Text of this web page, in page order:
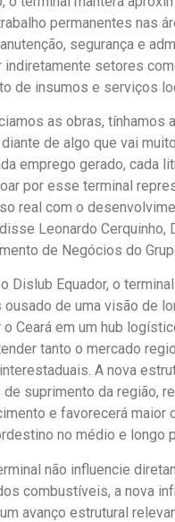
permanentes nas
segurança e
indiretamente setores
de insumos e serviços
as obras, tínhamos
de algo que vai
emprego gerado, cada
por esse terminal
real com o
Leonardo Cerquinho,
de Negócios do
Dislub Equador, o
de uma visão de
o Ceará em um hub
tanto o mercado
A nova
de suprimento da região,
e favorecerá maior
no médio e longo
não influencie
combustíveis, a nova
avanço estrutural